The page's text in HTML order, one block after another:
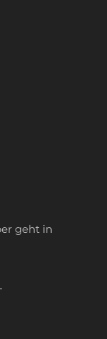
geht in